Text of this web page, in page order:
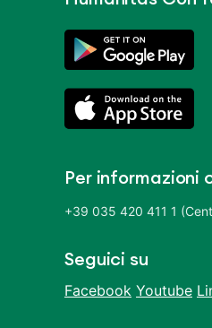
Per informazioni
+39 035 420 411 1
Seguici su
Facebook Youtube